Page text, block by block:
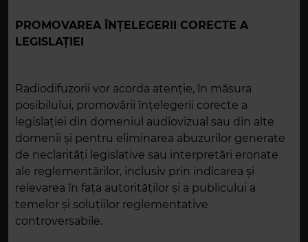
PROMOVAREA ÎNȚELEGERII CORECTE A
LEGISLAȚIEI
Radiodifuzorii vor acorda atenție, în măsura
posibilului, promovării înțelegerii corecte a
legislației din domeniul audiovizual sau din alte
domenii și pentru eliminarea abuzurilor generate
de neclarități legislative sau interpretări eronate
ale reglementărilor, inclusiv prin indicarea și
relevarea în fața autorităților și a publicului a
temelor și soluțiilor reglementative
controversabile.